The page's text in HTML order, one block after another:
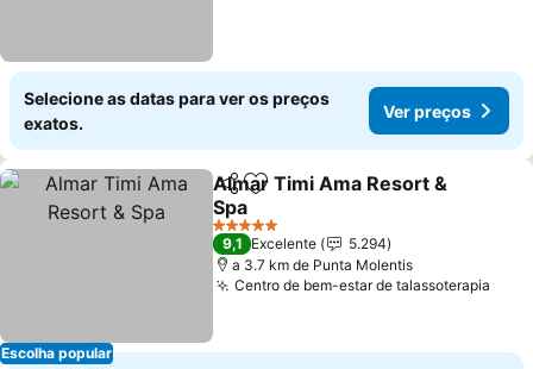
Selecione as datas para ver os preços
exatos.
Ver preços
Escolha popular
PartilharAdicionar aos favoritos
Almar Timi Ama Resort &
Spa
Ver preços
5 Estrelas
9,1 Excelente
5.294
a 3.7 km de Punta Molentis
Centro de bem-estar de talassoterapia